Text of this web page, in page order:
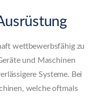
wettbewerbsfähig zu
und Maschinen
Systeme. Bei
welche oftmals